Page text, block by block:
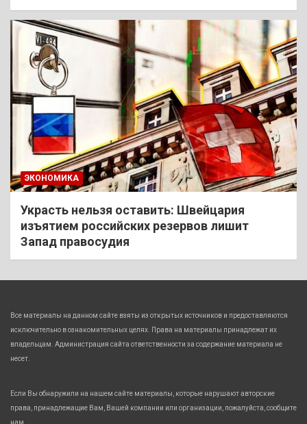
ЭКОНОМИКА
Украсть нельзя оставить: Швейцария
изъятием российских резервов лишит
Запад правосудия
Все материалы на данном сайте взяты из открытых источников и предоставляются
исключительно в ознакомительных целях. Права на материалы принадлежат их
владельцам. Администрация сайта ответственности за содержание материала не
несет.
Если Вы обнаружили на нашем сайте материалы, которые нарушают авторские
права, принадлежащие Вам, Вашей компании или организации, пожалуйста, сообщите
нам.